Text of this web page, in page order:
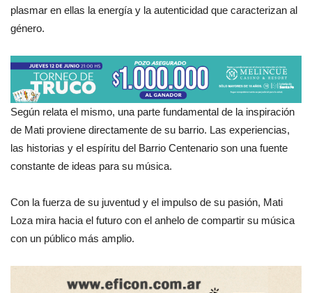
plasmar en ellas la energía y la autenticidad que caracterizan al
género.
Según relata el mismo, una parte fundamental de la inspiración
de Mati proviene directamente de su barrio. Las experiencias,
las historias y el espíritu del Barrio Centenario son una fuente
constante de ideas para su música.
Con la fuerza de su juventud y el impulso de su pasión, Mati
Loza mira hacia el futuro con el anhelo de compartir su música
con un público más amplio.